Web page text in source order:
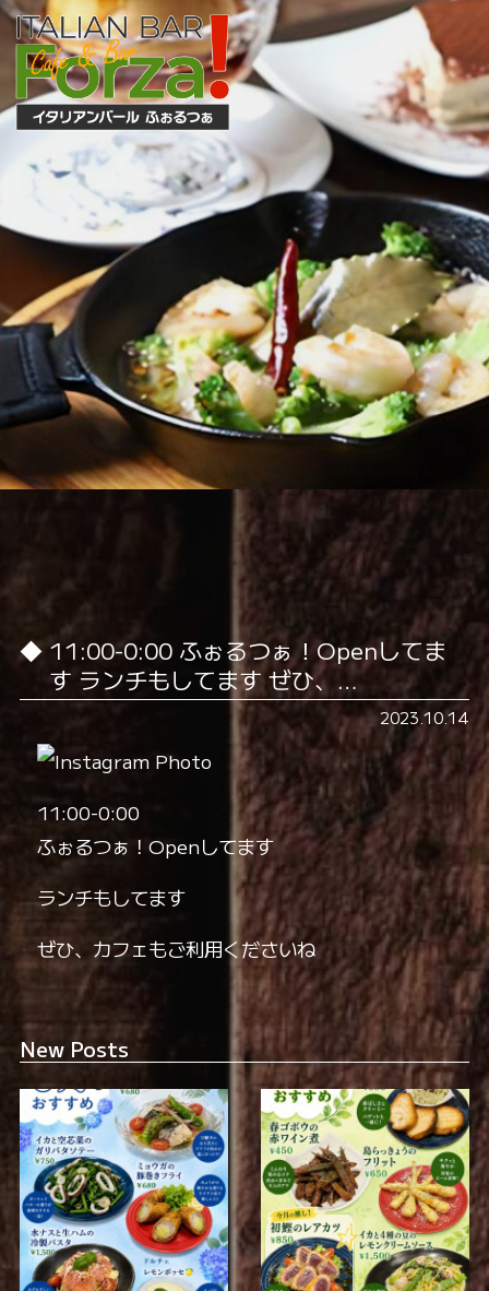
11:00-0:00 ふぉるつぁ！Openしてま
す ランチもしてます ぜひ、…
2023.10.14
11:00-0:00
ふぉるつぁ！Openしてます
ランチもしてます
ぜひ、カフェもご利用くださいね
New Posts